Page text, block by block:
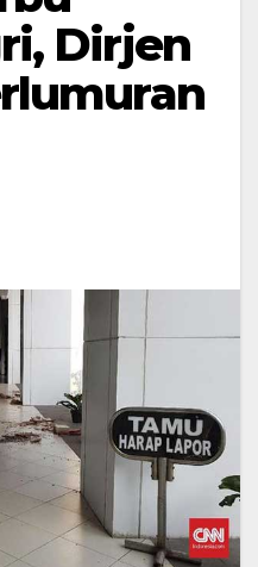
Dirjen